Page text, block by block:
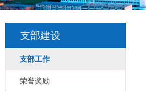
支部建设
支部工作
荣誉奖励